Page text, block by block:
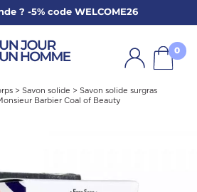
? -5% code WELCOME26
0
> Savon solide > Savon solide surgras
Barbier Coal of Beauty